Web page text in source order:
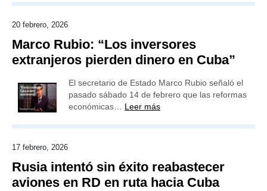
20 febrero, 2026
Marco Rubio: “Los inversores
extranjeros pierden dinero en Cuba”
El secretario de Estado Marco Rubio señaló el
pasado sábado 14 de febrero que las reformas
económicas… Leer más
17 febrero, 2026
Rusia intentó sin éxito reabastecer
aviones en RD en ruta hacia Cuba